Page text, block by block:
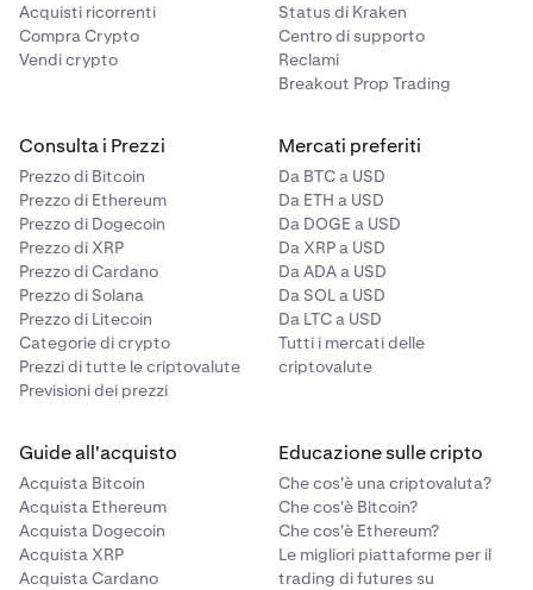
Acquisti ricorrenti
Compra Crypto
Vendi crypto
Status di Kraken
Centro di supporto
Reclami
Breakout Prop Trading
Consulta i Prezzi
Prezzo di Bitcoin
Prezzo di Ethereum
Prezzo di Dogecoin
Prezzo di XRP
Prezzo di Cardano
Prezzo di Solana
Prezzo di Litecoin
Categorie di crypto
Prezzi di tutte le criptovalute
Previsioni dei prezzi
Mercati preferiti
Da BTC a USD
Da ETH a USD
Da DOGE a USD
Da XRP a USD
Da ADA a USD
Da SOL a USD
Da LTC a USD
Tutti i mercati delle
criptovalute
Guide all'acquisto
Acquista Bitcoin
Acquista Ethereum
Acquista Dogecoin
Acquista XRP
Acquista Cardano
Educazione sulle cripto
Che cos'è una criptovaluta?
Che cos'è Bitcoin?
Che cos'è Ethereum?
Le migliori piattaforme per il
trading di futures su